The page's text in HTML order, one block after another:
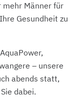
mehr Männer für
Gesundheit zu
– unsere
abends statt,
dabei.